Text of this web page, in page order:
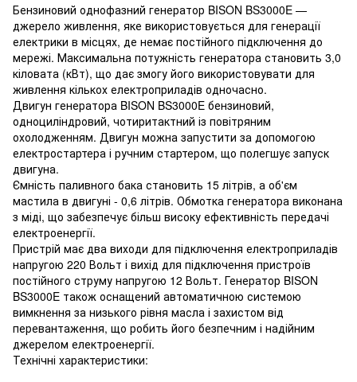
Бензиновий однофазний генератор BISON BS3000E —
джерело живлення, яке використовується для генерації
електрики в місцях, де немає постійного підключення до
мережі. Максимальна потужність генератора становить 3,0
кіловата (кВт), що дає змогу його використовувати для
живлення кількох електроприладів одночасно.
Двигун генератора BISON BS3000E бензиновий,
одноциліндровий, чотиритактний із повітряним
охолодженням. Двигун можна запустити за допомогою
електростартера і ручним стартером, що полегшує запуск
двигуна.
Ємність паливного бака становить 15 літрів, а об'єм
мастила в двигуні - 0,6 літрів. Обмотка генератора виконана
з міді, що забезпечує більш високу ефективність передачі
електроенергії.
Пристрій має два виходи для підключення електроприладів
напругою 220 Вольт і вихід для підключення пристроїв
постійного струму напругою 12 Вольт. Генератор BISON
BS3000E також оснащений автоматичною системою
вимкнення за низького рівня масла і захистом від
перевантаження, що робить його безпечним і надійним
джерелом електроенергії.
Технічні характеристики: